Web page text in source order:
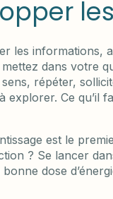
les
dans votre
répéter,
explorer. Ce qu’il
est le
? Se lancer
dose